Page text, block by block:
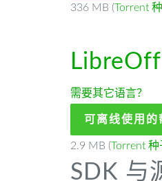
336 MB (Torrent
需要其它语言？
可离线使用的
2.9 MB (Torrent 种
SDK 与